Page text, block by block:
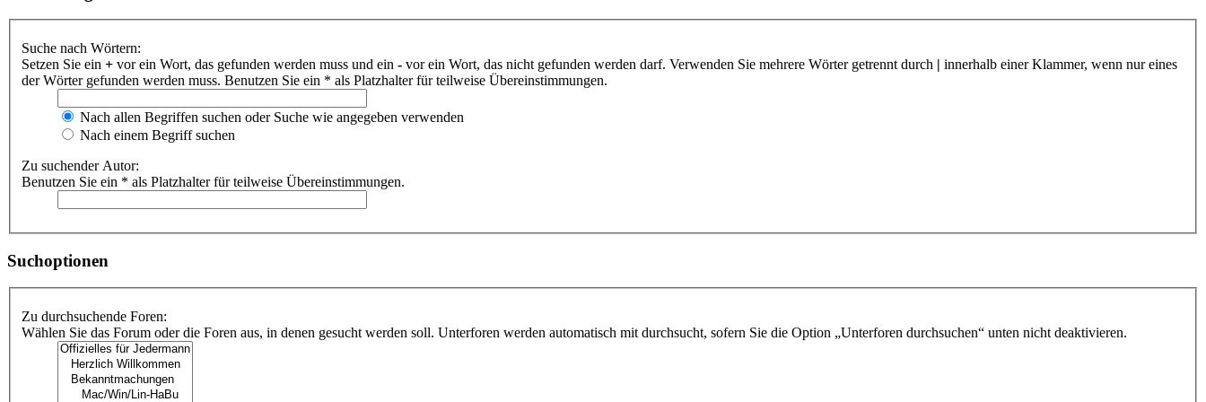
Suche nach Wörtern:
Setzen Sie ein + vor ein Wort, das gefunden werden muss und ein - vor ein Wort, das nicht gefunden werden darf. Verwenden Sie mehrere Wörter getrennt durch | innerhalb einer Klammer, wenn nur eines
der Wörter gefunden werden muss. Benutzen Sie ein * als Platzhalter für teilweise Übereinstimmungen.
Nach allen Begriffen suchen oder Suche wie angegeben verwenden
Nach einem Begriff suchen
Zu suchender Autor:
Benutzen Sie ein * als Platzhalter für teilweise Übereinstimmungen.
Suchoptionen
Zu durchsuchende Foren:
Wählen Sie das Forum oder die Foren aus, in denen gesucht werden soll. Unterforen werden automatisch mit durchsucht, sofern Sie die Option „Unterforen durchsuchen“ unten nicht deaktivieren.